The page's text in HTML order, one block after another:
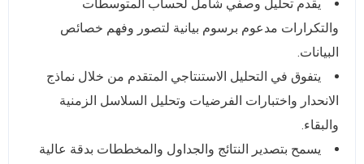
يقدم تحليل وصفي شامل لحساب المتوسطات
والتكرارات مدعوم برسوم بيانية لتصور وفهم خصائص
البيانات.
يتفوق في التحليل الاستنتاجي المتقدم من خلال نماذج
الانحدار واختبارات الفرضيات وتحليل السلاسل الزمنية
والبقاء.
يسمح بتصدير النتائج والجداول والمخططات بدقة عالية